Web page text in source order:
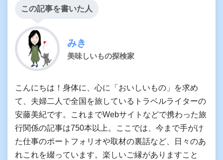
この記事を書いた人
みき
美味しいもの探検家
こんにちは！身体に、心に「おいしいもの」を求め
て、夫婦二人で全国を旅しているトラベルライターの
安藤美紀です。これまでWebサイトなどで携わった旅
行関係の記事は750本以上。ここでは、今まで手がけ
た仕事のポートフォリオや取材の裏話など、日々のあ
れこれを綴っています。楽しいご縁がありますこと